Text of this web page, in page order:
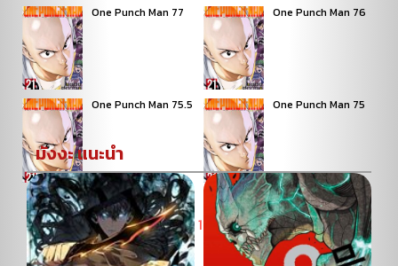
One Punch Man 77 One Punch Man 76
One Punch Man 75.5 One Punch Man 75
« Previous 1 2 Next »
มังงะ แนะนำ